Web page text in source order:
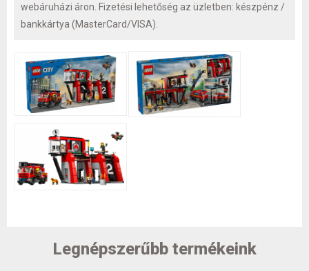
webáruházi áron. Fizetési lehetőség az üzletben: készpénz /
bankkártya (MasterCard/VISA).
Legnépszerűbb termékeink